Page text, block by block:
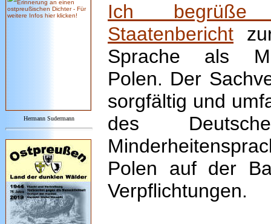
Hermann Sudermann
Ich begrüße
Staatenbericht
Sprache als
Polen. Der
sorgfältig und
des
Polen auf der
Verpflichtungen.